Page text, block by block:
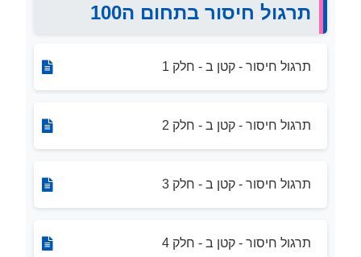
תרגול חיסור בתחום ה100
תרגול חיסור - קטן ב - חלק 1
תרגול חיסור - קטן ב - חלק 2
תרגול חיסור - קטן ב - חלק 3
תרגול חיסור - קטן ב - חלק 4